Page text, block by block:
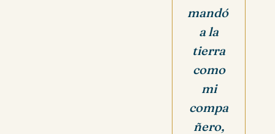
mandó
a la
tierra
como
mi
compa
ñero,